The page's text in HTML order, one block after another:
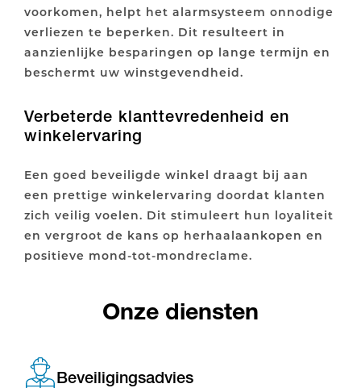
voorkomen, helpt het alarmsysteem onnodige
verliezen te beperken. Dit resulteert in
aanzienlijke besparingen op lange termijn en
beschermt uw winstgevendheid.
Verbeterde klanttevredenheid en
winkelervaring
Een goed beveiligde winkel draagt bij aan
een prettige winkelervaring doordat klanten
zich veilig voelen. Dit stimuleert hun loyaliteit
en vergroot de kans op herhaalaankopen en
positieve mond-tot-mondreclame.
Onze diensten
Beveiligingsadvies